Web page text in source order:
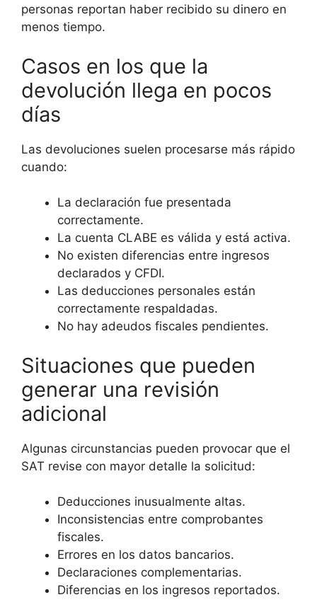
personas reportan haber recibido su dinero en
menos tiempo.
Casos en los que la
devolución llega en pocos
días
Las devoluciones suelen procesarse más rápido
cuando:
La declaración fue presentada
correctamente.
La cuenta CLABE es válida y está activa.
No existen diferencias entre ingresos
declarados y CFDI.
Las deducciones personales están
correctamente respaldadas.
No hay adeudos fiscales pendientes.
Situaciones que pueden
generar una revisión
adicional
Algunas circunstancias pueden provocar que el
SAT revise con mayor detalle la solicitud:
Deducciones inusualmente altas.
Inconsistencias entre comprobantes
fiscales.
Errores en los datos bancarios.
Declaraciones complementarias.
Diferencias en los ingresos reportados.